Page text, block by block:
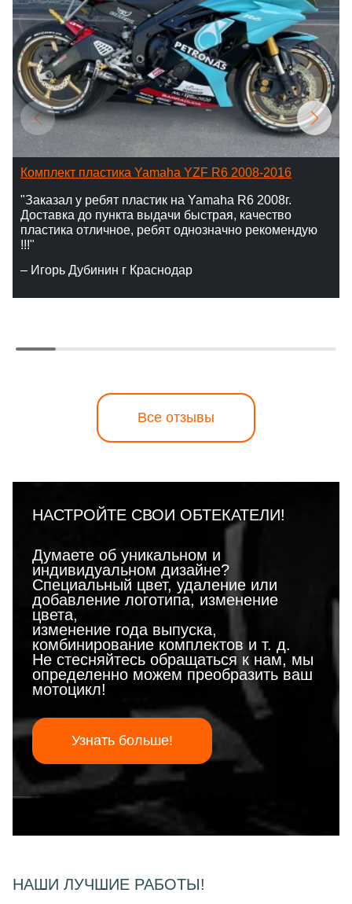
Комплект пластика Yamaha YZF R6 2008-2016
"Заказал у ребят пластик на Yamaha R6 2008г.
Доставка до пункта выдачи быстрая, качество
пластика отличное, ребят однозначно рекомендую
!!!"
– Игорь Дубинин г Краснодар
Все отзывы
НАСТРОЙТЕ СВОИ ОБТЕКАТЕЛИ!
Думаете об уникальном и
индивидуальном дизайне?
Специальный цвет, удаление или
добавление логотипа, изменение
цвета,
изменение года выпуска,
комбинирование комплектов и т. д.
Не стесняйтесь обращаться к нам, мы
определенно можем преобразить ваш
мотоцикл!
Узнать больше!
НАШИ ЛУЧШИЕ РАБОТЫ!